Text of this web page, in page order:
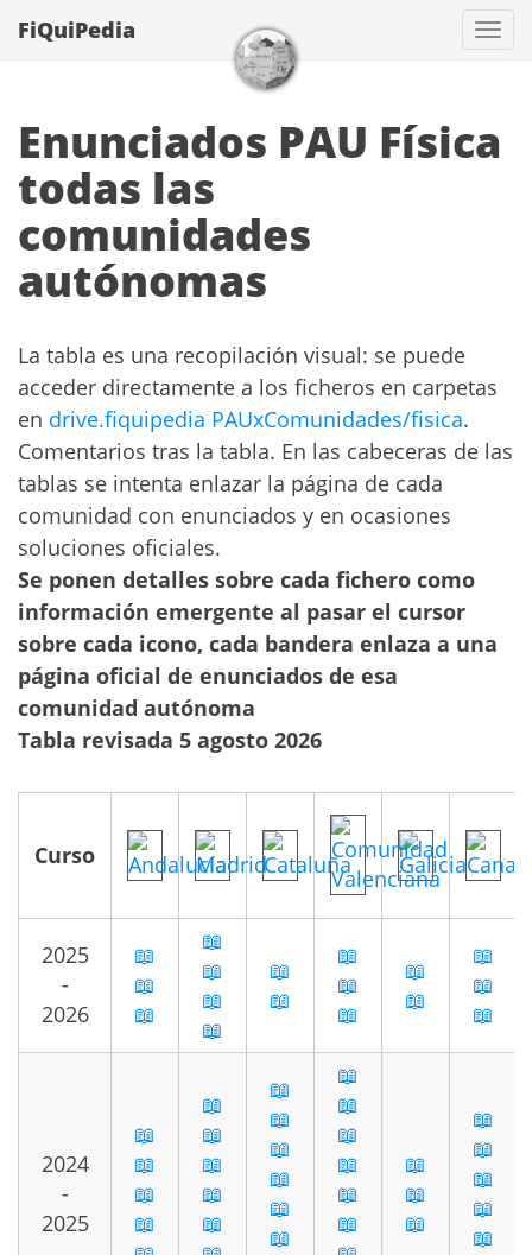
FiQuiPedia
Enunciados PAU Física
todas las
comunidades
autónomas
La tabla es una recopilación visual: se puede
acceder directamente a los ficheros en carpetas
en drive.fiquipedia PAUxComunidades/fisica.
Comentarios tras la tabla. En las cabeceras de las
tablas se intenta enlazar la página de cada
comunidad con enunciados y en ocasiones
soluciones oficiales.
Se ponen detalles sobre cada fichero como
información emergente al pasar el cursor
sobre cada icono, cada bandera enlaza a una
página oficial de enunciados de esa
comunidad autónoma
Tabla revisada 5 agosto 2026
Curso
2025
-
2026
📖
📖
📖
📖
📖
📖
📖
📖
📖
📖
📖
📖
📖
📖
📖
📖
📖
2024
-
2025
📖
📖
📖
📖
📖
📖
📖
📖
📖
📖
📖
📖
📖
📖
📖
📖
📖
📖
📖
📖
📖
📖
📖
📖
📖
📖
📖
📖
📖